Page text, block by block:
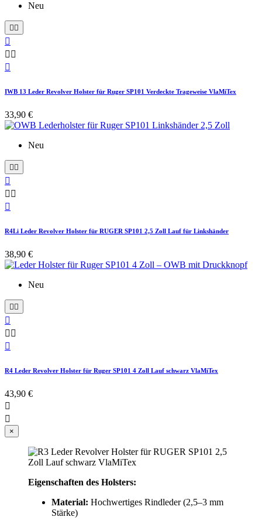
Neu
 

 

IWB 13 Leder Revolver Holster für Ruger SP101 Verdeckte Trageweise VlaMiTex
33,90 €
Neu
 

 

R4Li Leder Revolver Holster für RUGER SP101 2,5 Zoll Lauf für Linkshänder
38,90 €
Neu
 

 

R4 Leder Revolver Holster für Ruger SP101 4 Zoll Lauf schwarz VlaMiTex
43,90 €


×
Eigenschaften des Holsters:
Material: Hochwertiges Rindleder (2,5–3 mm
Stärke)